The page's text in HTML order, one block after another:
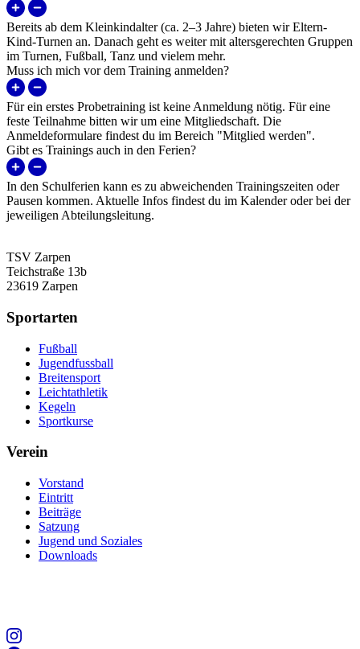
Bereits ab dem Kleinkindalter (ca. 2–3 Jahre) bieten wir Eltern-
Kind-Turnen an. Danach geht es weiter mit altersgerechten Gruppen
im Turnen, Fußball, Tanz und vielem mehr.
Muss ich mich vor dem Training anmelden?
Für ein erstes Probetraining ist keine Anmeldung nötig. Für eine
feste Teilnahme bitten wir um eine Mitgliedschaft. Die
Anmeldeformulare findest du im Bereich "Mitglied werden".
Gibt es Trainings auch in den Ferien?
In den Schulferien kann es zu abweichenden Trainingszeiten oder
Pausen kommen. Aktuelle Infos findest du im Kalender oder bei der
jeweiligen Abteilungsleitung.
TSV Zarpen
Teichstraße 13b
23619 Zarpen
Sportarten
Fußball
Jugendfussball
Breitensport
Leichtathletik
Kegeln
Sportkurse
Verein
Vorstand
Eintritt
Beiträge
Satzung
Jugend und Soziales
Downloads